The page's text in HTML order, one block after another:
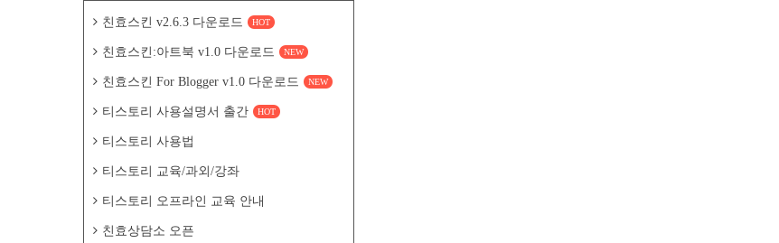
친효스킨 v2.6.3 다운로드 HOT
친효스킨:아트북 v1.0 다운로드 NEW
친효스킨 For Blogger v1.0 다운로드 NEW
티스토리 사용설명서 출간 HOT
티스토리 사용법
티스토리 교육/과외/강좌
티스토리 오프라인 교육 안내
친효상담소 오픈